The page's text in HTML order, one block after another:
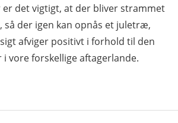
det vigtigt, at der bliver strammet
så der igen kan opnås et juletræ,
afviger positivt i forhold til den
vore forskellige aftagerlande.